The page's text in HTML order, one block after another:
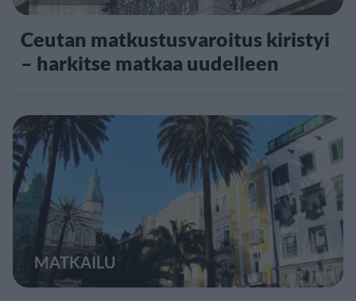
Ceutan matkustusvaroitus kiristyi
– harkitse matkaa uudelleen
MATKAILU